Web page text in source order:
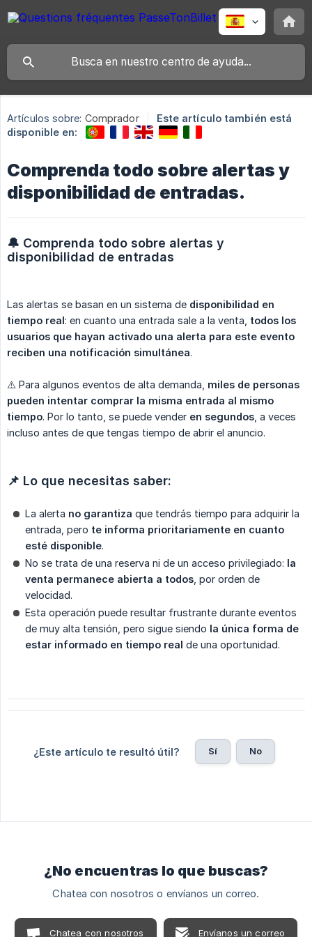
Artículos sobre: Comprador
Este artículo también está
disponible en:
Comprenda todo sobre alertas y
disponibilidad de entradas.
🔔 Comprenda todo sobre alertas y
disponibilidad de entradas
Las alertas se basan en un sistema de disponibilidad en
tiempo real: en cuanto una entrada sale a la venta, todos los
usuarios que hayan activado una alerta para este evento
reciben una notificación simultánea.
⚠️ Para algunos eventos de alta demanda, miles de personas
pueden intentar comprar la misma entrada al mismo
tiempo. Por lo tanto, se puede vender en segundos , a veces
incluso antes de que tengas tiempo de abrir el anuncio.
📌 Lo que necesitas saber:
La alerta no garantiza que tendrás tiempo para adquirir la
entrada, pero te informa prioritariamente en cuanto
esté disponible.
No se trata de una reserva ni de un acceso privilegiado: la
venta permanece abierta a todos , por orden de
velocidad.
Esta operación puede resultar frustrante durante eventos
de muy alta tensión, pero sigue siendo la única forma de
estar informado en tiempo real de una oportunidad.
¿Este artículo te resultó útil? Sí No
¿No encuentras lo que buscas?
Chatea con nosotros o envíanos un correo.
Chatea con nosotros Envíanos un correo